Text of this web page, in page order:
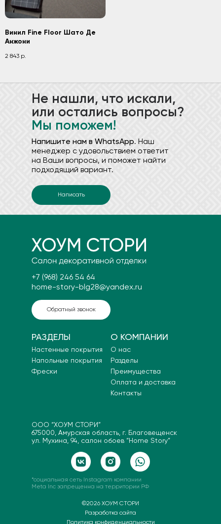
Винил Fine Floor Шато Де
Анжони
2 843 р.
Не нашли, что искали,
или остались вопросы?
Мы поможем!
Напишите нам в WhatsApp. Наш
менеджер с удовольствием ответит
на Ваши вопросы, и поможет найти
подходящий вариант.
Написать
ООО “ХОУМ СТОРИ”
675000, Амурская область, г. Благовещенск
ул. Мухина, 94, салон обоев “Home Story”
РАЗДЕЛЫ
Настенные покрытия
Напольные покрытия
Фрески
О КОМПАНИИ
О нас
Разделы
Преимущества
Оплата и доставка
Контакты
*социальная сеть Instagram компании
Meta Inc запрещенна на территории РФ
+7 (968) 246 54 64
home-story-blg28@yandex.ru
Обратный звонок
©2026 ХОУМ СТОРИ
Политика конфиденциальности
Разработка сайта